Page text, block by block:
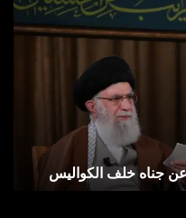
جناه خلف الکوالیس